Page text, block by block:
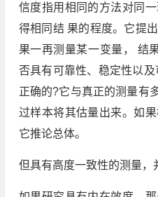
信度指用相同的方法对同
得相同结 果的程度。它提
果一再测量某一变量， 结
否具有可靠性、稳定性以
正确的?它与真正的测量有
过样本将其估量出来。如
它推论总体。
但具有高度一致性的测量，